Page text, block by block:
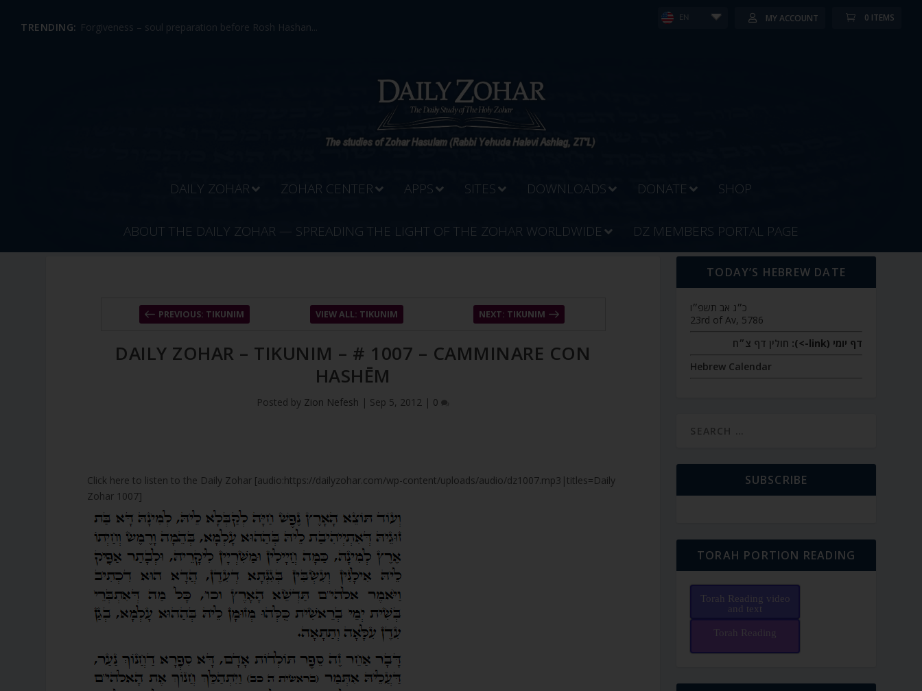
TRENDING: Forgiveness – soul preparation before Rosh Hashan...
EN MY ACCOUNT 0 ITEMS
DAILY ZOHAR ZOHAR CENTER APPS SITES DOWNLOADS DONATE SHOP
ABOUT THE DAILY ZOHAR — SPREADING THE LIGHT OF THE ZOHAR WORLDWIDE DZ MEMBERS PORTAL PAGE
PREVIOUS: TIKUNIM VIEW ALL: TIKUNIM NEXT: TIKUNIM
DAILY ZOHAR – TIKUNIM – # 1007 – CAMMINARE CON
HASHĒM
Posted by Zion Nefesh | Sep 5, 2012 | 0
Click here to listen to the Daily Zohar [audio:https://dailyzohar.com/wp-content/uploads/audio/dz1007.mp3|titles=Daily
Zohar 1007]
TODAY’S HEBREW DATE
כ״ג אב תשפ״ו
23rd of Av, 5786
דף יומי (link->):
חולין דף צ״ח
Hebrew Calendar
SUBSCRIBE
TORAH PORTION READING
Torah Reading video
and text
Torah Reading